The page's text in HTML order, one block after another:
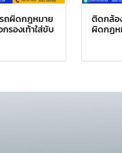
ถผิดกฎหมาย
รองเท้าใส่ขับ
ติดกล้อ
ผิดกฏห